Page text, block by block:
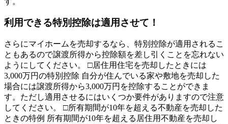
利用できる特別控除は適用させて！
さらにマイホームを売却するなら、特別控除が適用されるこ
ともあるので譲渡所得から控除額を差し引くことを忘れない
ようにしてください。 □居住用住宅を売却したときには
3,000万円の特別控除 自分が住んでいる家や敷地を売却した
場合には譲渡所得から3,000万円を控除することができま
す。ただし適用させるにはいくつか要件がありますので注意
してください。 □所有期間が10年を超える不動産を売却した
ときの特例 所有期間が10年を超える居住用不動産を売却し